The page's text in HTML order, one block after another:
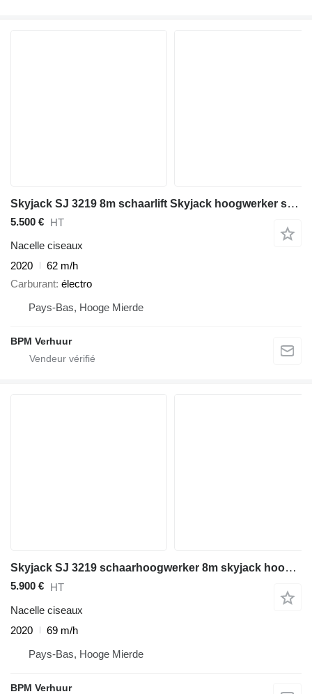
Skyjack SJ 3219 8m schaarlift Skyjack hoogwerker schaar
5.500 €
HT
Nacelle ciseaux
2020
62 m/h
Carburant électro
Pays-Bas, Hooge Mierde
BPM Verhuur
Skyjack SJ 3219 schaarhoogwerker 8m skyjack hoogwerker
5.900 € HT
Nacelle ciseaux
2020
69 m/h
Pays-Bas, Hooge Mierde
BPM Verhuur